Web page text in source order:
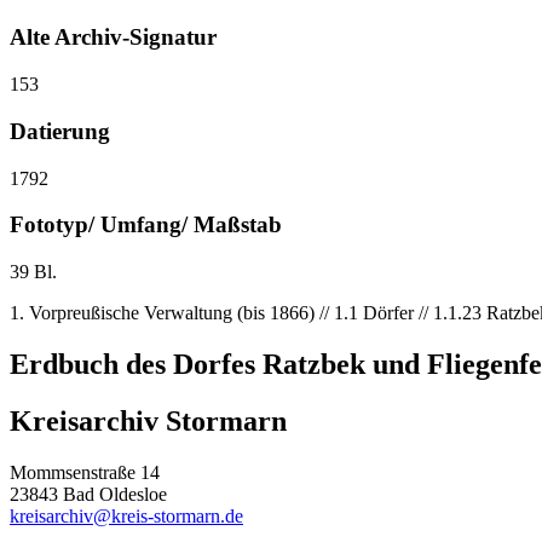
Alte Archiv-Signatur
153
Datierung
1792
Fototyp/ Umfang/ Maßstab
39 Bl.
1. Vorpreußische Verwaltung (bis 1866) // 1.1 Dörfer // 1.1.23
Erdbuch des Dorfes Ratzbek und
Kreisarchiv Stormarn
Mommsenstraße 14
23843 Bad Oldesloe
kreisarchiv@kreis-stormarn.de